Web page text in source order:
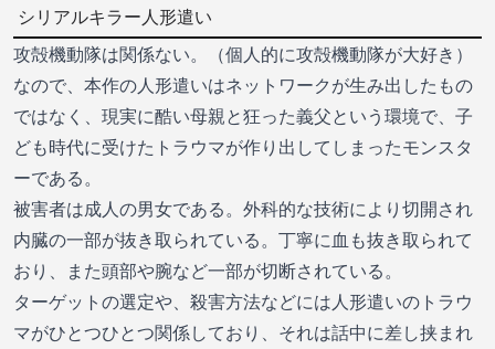
シリアルキラー人形遣い
攻殻機動隊は関係ない。（個人的に攻殻機動隊が大好き）
なので、本作の人形遣いはネットワークが生み出したもの
ではなく、現実に酷い母親と狂った義父という環境で、子
ども時代に受けたトラウマが作り出してしまったモンスタ
ーである。
被害者は成人の男女である。外科的な技術により切開され
内臓の一部が抜き取られている。丁寧に血も抜き取られて
おり、また頭部や腕など一部が切断されている。
ターゲットの選定や、殺害方法などには人形遣いのトラウ
マがひとつひとつ関係しており、それは話中に差し挟まれ